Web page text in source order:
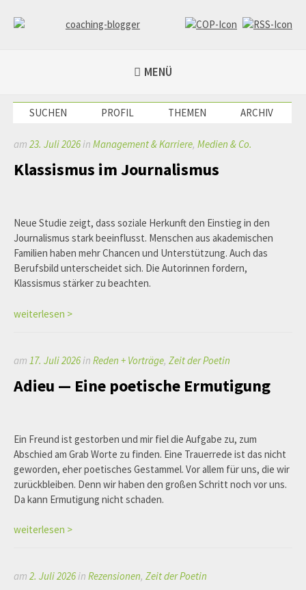
zum
MENÜ
am 23. Juli 2026in Management & Karriere, Medien & Co.
Klassismus im Journalismus
Neue Studie zeigt, dass soziale Herkunft den Einstieg in den
Journalismus stark beeinflusst. Menschen aus akademischen
Familien haben mehr Chancen und Unterstützung. Auch das
Berufsbild unterscheidet sich. Die Autorinnen fordern,
Klassismus stärker zu beachten.
weiterlesen >
am 17. Juli 2026 in Reden + Vorträge, Zeit der Poetin
Adieu — Eine poetische Ermutigung
Ein Freund ist gestorben und mir fiel die Aufgabe zu, zum
Abschied am Grab Worte zu finden. Eine Trauerrede ist das nicht
geworden, eher poetisches Gestammel. Vor allem für uns, die wir
zurückbleiben. Denn wir haben den großen Schritt noch vor uns.
Da kann Ermutigung nicht schaden.
weiterlesen >
am 2. Juli 2026in Rezensionen, Zeit der Poetin
SUCHEN PROFIL THEMEN ARCHIV